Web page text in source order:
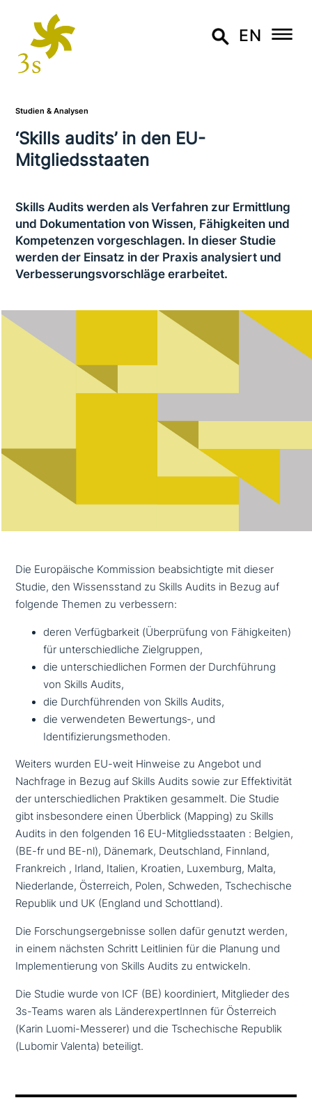
EN
Studien & Analysen
‘Skills audits’ in den EU-
Mitgliedsstaaten
Skills Audits werden als Verfahren zur Ermittlung
und Dokumentation von Wissen, Fähigkeiten und
Kompetenzen vor­ge­schla­gen. In dieser Studie
werden der Einsatz in der Praxis ana­ly­siert und
Verbesserungsvorschläge erarbeitet.
Die Europäische Kommission beab­sich­tig­te mit dieser
Studie, den Wissensstand zu Skills Audits in Bezug auf
folgende Themen zu verbessern:
deren Verfügbarkeit (Überprüfung von Fähigkeiten)
für unter­schied­li­che Zielgruppen,
die unter­schied­li­chen Formen der Durchführung
von Skills Audits,
die Durchführenden von Skills Audits,
die ver­wen­de­ten Bewertungs‑, und
Identifizierungsmethoden.
Weiters wurden EU-weit Hinweise zu Angebot und
Nachfrage in Bezug auf Skills Audits sowie zur Effektivität
der unter­schied­li­chen Praktiken gesammelt. Die Studie
gibt ins­be­son­de­re einen Überblick (Mapping) zu Skills
Audits in den folgenden 16 EU-Mitgliedsstaaten : Belgien,
(BE-fr und BE-nl), Dänemark, Deutschland, Finnland,
Frankreich , Irland, Italien, Kroatien, Luxemburg, Malta,
Niederlande, Österreich, Polen, Schweden, Tschechische
Republik und UK (England und Schottland).
Die Forschungsergebnisse sollen dafür genutzt werden,
in einem nächsten Schritt Leitlinien für die Planung und
Implementierung von Skills Audits zu entwickeln.
Die Studie wurde von ICF (BE) koor­di­niert, Mitglieder des
3s-Teams waren als LänderexpertInnen für Österreich
(Karin Luomi-Messerer) und die Tschechische Republik
(Lubomir Valenta) beteiligt.